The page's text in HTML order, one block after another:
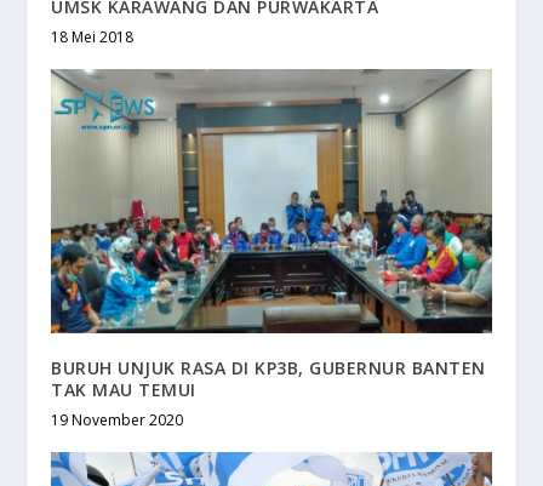
UMSK KARAWANG DAN PURWAKARTA
18 Mei 2018
BURUH UNJUK RASA DI KP3B, GUBERNUR BANTEN
TAK MAU TEMUI
19 November 2020